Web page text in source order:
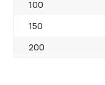
100
150
200